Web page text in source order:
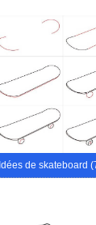
Idées de skateboard